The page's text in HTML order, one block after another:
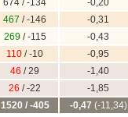
674 / -134
-0,20
467 / -146
-0,31
269/ -115
-0,43
110 / -10
-0,95
46 / 29
-1,40
26 / -22
-1,85
1520 / -405 -0,47 (-11,34)